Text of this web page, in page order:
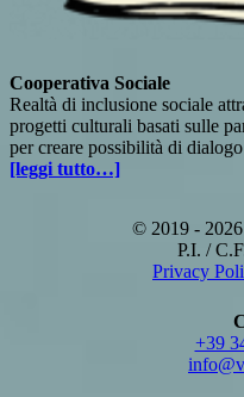
Cooperativa Sociale
Realtà di inclusione sociale
progetti culturali basati sulle
per creare possibilità di
[leggi tutto…]
© 2019 - 2026
P.I. /
Privacy
+39